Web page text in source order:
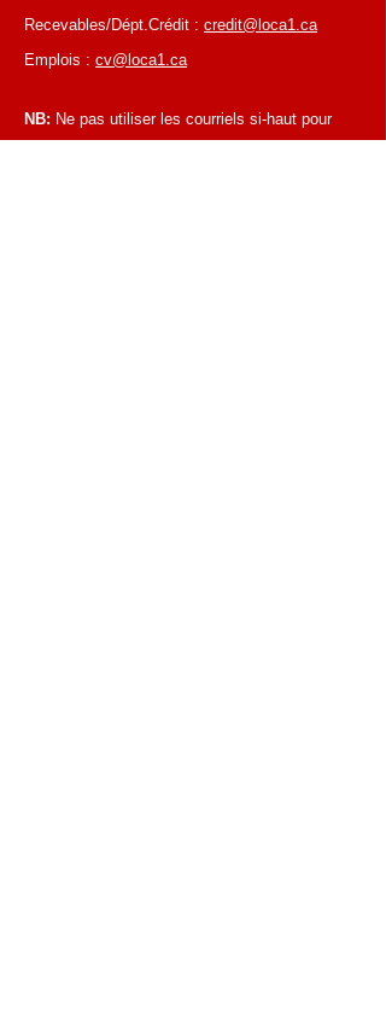
Recevables/Dépt.Crédit : credit@loca1.ca
Emplois : cv@loca1.ca
NB: Ne pas utiliser les courriels si-haut pour